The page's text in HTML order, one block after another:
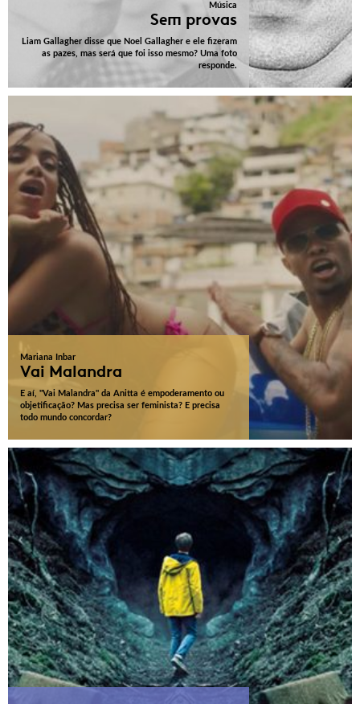
Música
Sem provas
Liam Gallagher disse que Noel Gallagher e ele fizeram
as pazes, mas será que foi isso mesmo? Uma foto
responde.
Mariana Inbar
Vai Malandra
E aí, "Vai Malandra" da Anitta é empoderamento ou
objetificação? Mas precisa ser feminista? E precisa
todo mundo concordar?